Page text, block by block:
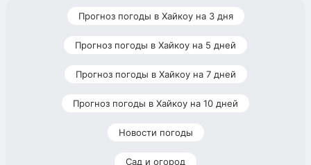
Прогноз погоды в Хайкоу на 3 дня
Прогноз погоды в Хайкоу на 5 дней
Прогноз погоды в Хайкоу на 7 дней
Прогноз погоды в Хайкоу на 10 дней
Новости погоды
Сад и огород